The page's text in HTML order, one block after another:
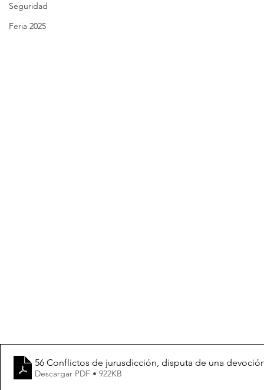
Seguridad
Feria 2025
56 Conflictos de jurusdicción, disputa de una
Descargar PDF • 922KB